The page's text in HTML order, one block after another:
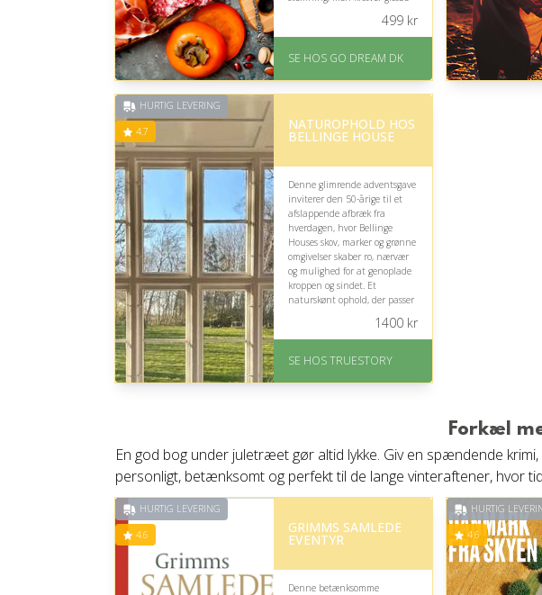
På lager
Levering: E-gavekort kan
499kr
SE HOS GO DREAM DK
HURTIG LEVERING
4.7 NATUROPHOLD HOS
BELLINGE HOUSE
Denne glimrende adventsgave
inviterer den 50-årige til et
afslappende afbræk fra
hverdagen, hvor Bellinge
Houses skov, marker og grønne
omgivelser skaber ro, nærvær
og mulighed for at genoplade
kroppen og sindet. Et
naturskønt ophold, der passer
På lager
Levering: 1-2 dages
1400kr
SE HOS TRUESTORY
Forkæl
En god bog under juletræet gør altid lykke. Giv en spændende
personligt, betænksomt og perfekt til de lange vinteraftener, hvor
HURTIG LEVERING
4.6 GRIMMS SAMLEDE
EVENTYR
Denne betænksomme
HURTIG
4.6